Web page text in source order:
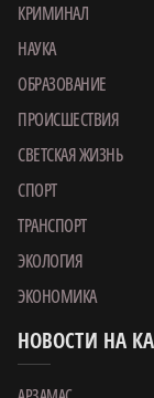
КРИМИНАЛ
НАУКА
ОБРАЗОВАНИЕ
ПРОИСШЕСТВИЯ
СВЕТСКАЯ ЖИЗНЬ
СПОРТ
ТРАНСПОРТ
ЭКОЛОГИЯ
ЭКОНОМИКА
НОВОСТИ НА